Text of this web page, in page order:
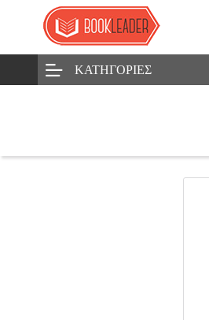
ΚΑΤΗΓΟΡΊΕΣ